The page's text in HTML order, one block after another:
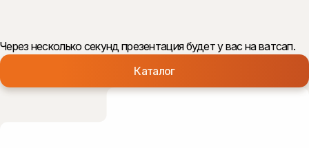
Через несколько секунд презентация будет у вас на ватсап.
Каталог